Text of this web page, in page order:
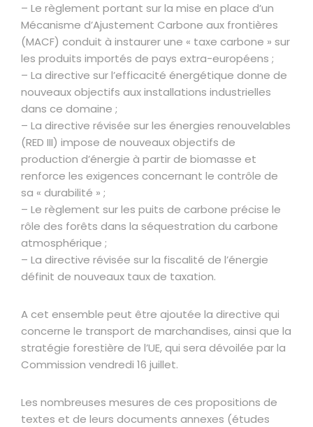
– Le règlement portant sur la mise en place d’un
Mécanisme d’Ajustement Carbone aux frontières
(MACF) conduit à instaurer une « taxe carbone » sur
les produits importés de pays extra-européens ;
– La directive sur l’efficacité énergétique donne de
nouveaux objectifs aux installations industrielles
dans ce domaine ;
– La directive révisée sur les énergies renouvelables
(RED III) impose de nouveaux objectifs de
production d’énergie à partir de biomasse et
renforce les exigences concernant le contrôle de
sa « durabilité » ;
– Le règlement sur les puits de carbone précise le
rôle des forêts dans la séquestration du carbone
atmosphérique ;
– La directive révisée sur la fiscalité de l’énergie
définit de nouveaux taux de taxation.
A cet ensemble peut être ajoutée la directive qui
concerne le transport de marchandises, ainsi que la
stratégie forestière de l’UE, qui sera dévoilée par la
Commission vendredi 16 juillet.
Les nombreuses mesures de ces propositions de
textes et de leurs documents annexes (études